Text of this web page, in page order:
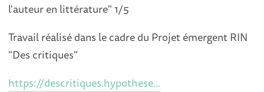
l'auteur en littérature" 1/5
Travail réalisé dans le cadre du Projet émergent RIN
"Des critiques"
https://descritiques.hypothese...